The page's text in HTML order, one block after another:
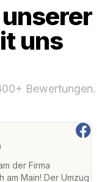
uns
Bewertungen.
der Firma
am Main! Der Umzug